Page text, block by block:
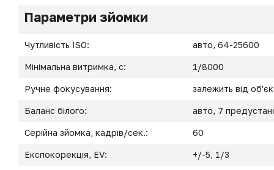
Параметри зйомки
Чутливість ISO: авто, 64-25600
Мінімальна витримка, с: 1/8000
Ручне фокусування: залежить від
Баланс білого: авто, 7
Серійна зйомка, кадрів/сек.: 60
Експокорекція, EV: +/-5, 1/3